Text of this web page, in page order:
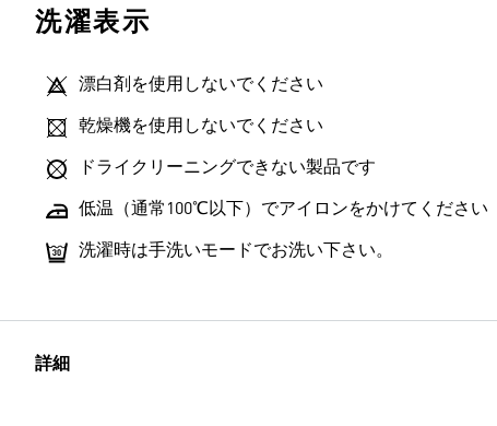
洗濯表示
漂白剤を使用しないでください
乾燥機を使用しないでください
ドライクリーニングできない製品です
低温（通常100℃以下）でアイロンをかけてください
洗濯時は手洗いモードでお洗い下さい。
詳細